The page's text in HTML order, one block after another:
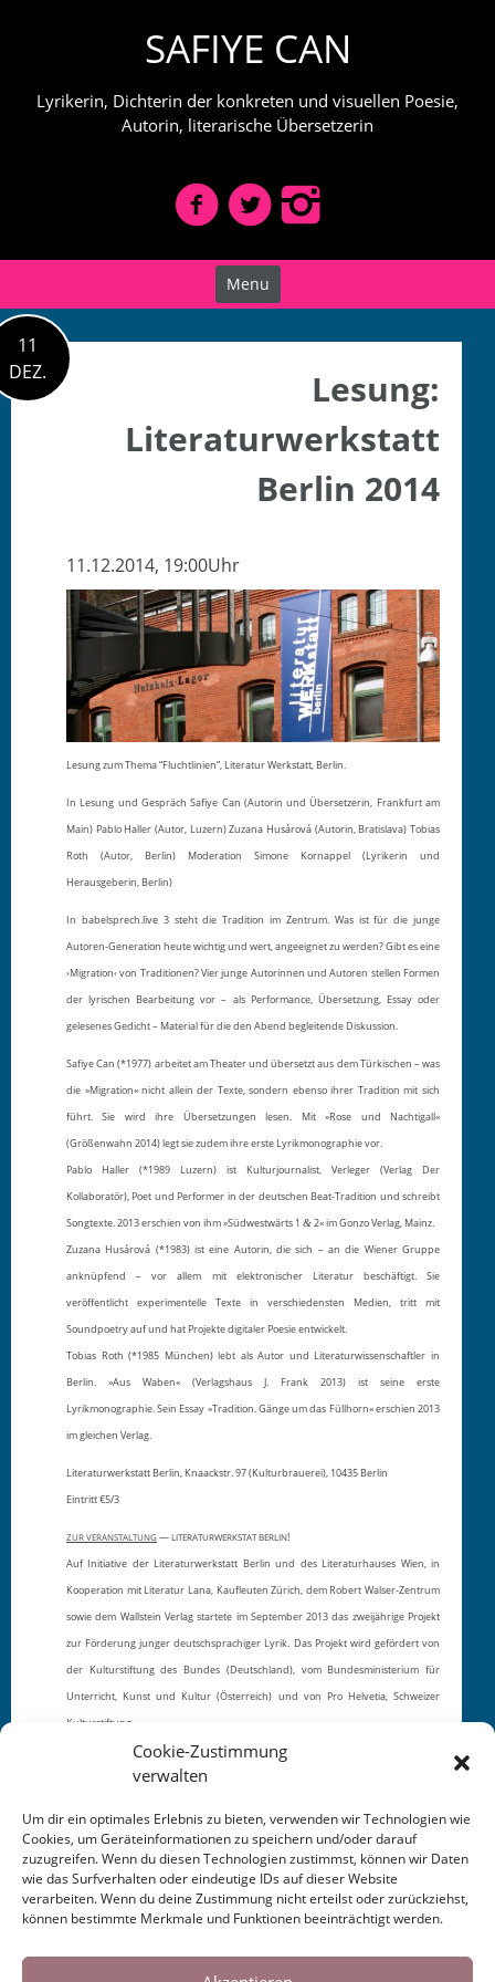
Cookies helfen uns bei der Bereitstellung
Cookie-Zustimmung
verwalten
Um dir ein optimales Erlebnis zu bieten, verwenden wir Technologien wie
Cookies, um Geräteinformationen zu speichern und/oder darauf
zuzugreifen. Wenn du diesen Technologien zustimmst, können wir Daten
wie das Surfverhalten oder eindeutige IDs auf dieser Website
verarbeiten. Wenn du deine Zustimmung nicht erteilst oder zurückziehst,
können bestimmte Merkmale und Funktionen beeinträchtigt werden.
SAFIYE CAN
Lyrikerin, Dichterin der konkreten und visuellen Poesie,
Autorin, literarische Übersetzerin
Menu
11
DEZ.
Lesung:
Literaturwerkstatt
Berlin 2014
11.12.2014, 19:00Uhr
Lesung zum Thema “Fluchtlinien”, Literatur Werkstatt, Berlin.
In Lesung und Gespräch Safiye Can (Autorin und Übersetzerin, Frankfurt am
Main) Pablo Haller (Autor, Luzern) Zuzana Husárová (Autorin, Bratislava) Tobias
Roth (Autor, Berlin) Moderation Simone Kornappel (Lyrikerin und
Herausgeberin, Berlin)
In babelsprech.live 3 steht die Tradition im Zentrum. Was ist für die junge
Autoren-Generation heute wichtig und wert, angeeignet zu werden? Gibt es eine
›Migration‹ von Traditionen? Vier junge Autorinnen und Autoren stellen Formen
der lyrischen Bearbeitung vor – als Performance, Übersetzung, Essay oder
gelesenes Gedicht – Material für die den Abend begleitende Diskussion.
Safiye Can (*1977) arbeitet am Theater und übersetzt aus dem Türkischen – was
die »Migration« nicht allein der Texte, sondern ebenso ihrer Tradition mit sich
führt. Sie wird ihre Übersetzungen lesen. Mit »Rose und Nachtigall«
(Größenwahn 2014) legt sie zudem ihre erste Lyrikmonographie vor.
Pablo Haller (*1989 Luzern) ist Kulturjournalist, Verleger (Verlag Der
Kollaboratör), Poet und Performer in der deutschen Beat-Tradition und schreibt
Songtexte. 2013 erschien von ihm »Südwestwärts 1 &2« im Gonzo Verlag, Mainz.
Zuzana Husárová (*1983) ist eine Autorin, die sich – an die Wiener Gruppe
anknüpfend – vor allem mit elektronischer Literatur beschäftigt. Sie
veröffentlicht experimentelle Texte in verschiedensten Medien, tritt mit
Soundpoetry auf und hat Projekte digitaler Poesie entwickelt.
Tobias Roth (*1985 München) lebt als Autor und Literaturwissenschaftler in
Berlin. »Aus Waben« (Verlagshaus J. Frank 2013) ist seine erste
Lyrikmonographie. Sein Essay »Tradition. Gänge um das Füllhorn« erschien 2013
im gleichen Verlag.
Literaturwerkstatt Berlin, Knaackstr. 97 (Kulturbrauerei), 10435 Berlin
Eintritt €5/3
ZURVERANSTALTUNG—LITERATURWERKSTATBERLIN!
Auf Initiative der Literaturwerkstatt Berlin und des Literaturhauses Wien, in
Kooperation mit Literatur Lana, Kaufleuten Zürich, dem Robert Walser-Zentrum
sowie dem Wallstein Verlag startete im September 2013 das zweijährige Projekt
zur Förderung junger deutschsprachiger Lyrik. Das Projekt wird gefördert von
der Kulturstiftung des Bundes (Deutschland), vom Bundesministerium für
Unterricht, Kunst und Kultur (Österreich) und von Pro Helvetia, Schweizer
Kulturstiftung.
This entry was posted inKALENDER. Bookmark the
permalink.